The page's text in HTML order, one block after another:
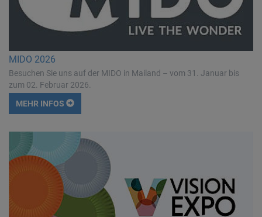
MIDO 2026
Besuchen Sie uns auf der MIDO in Mailand – vom 31. Januar bis
zum 02. Februar 2026.
MEHR INFOS